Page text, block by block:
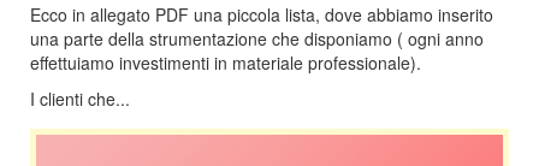
Ecco in allegato PDF una piccola lista, dove abbiamo inserito
una parte della strumentazione che disponiamo ( ogni anno
effettuiamo investimenti in materiale professionale).
I clienti che...